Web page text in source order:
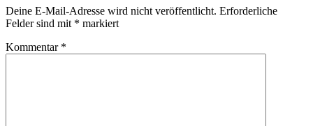
Deine E-Mail-Adresse wird nicht veröffentlicht. Erforderliche
Felder sind mit * markiert
Kommentar *